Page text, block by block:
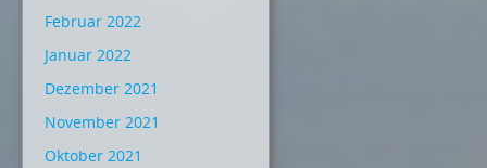
Februar 2022
Januar 2022
Dezember 2021
November 2021
Oktober 2021